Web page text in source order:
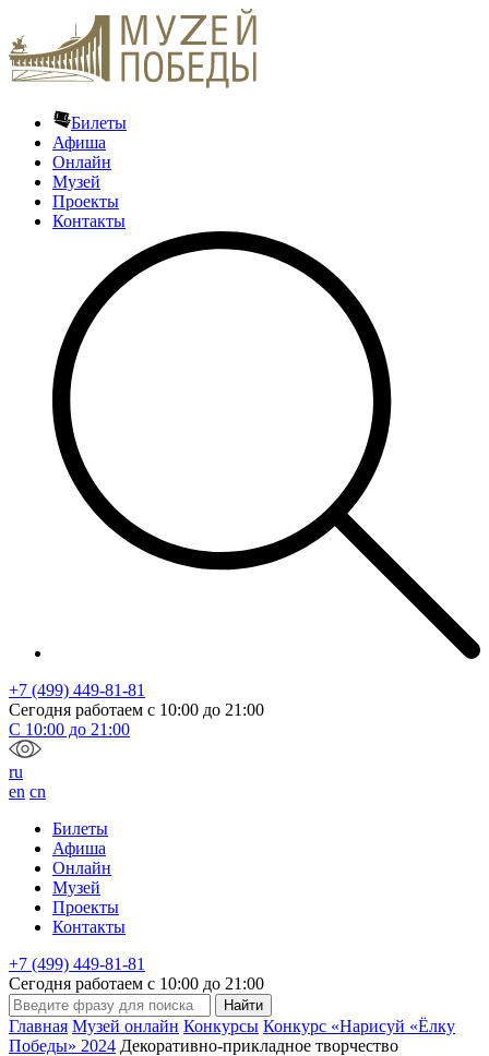
Билеты
Афиша
Онлайн
Музей
Проекты
Контакты
+7 (499) 449-81-81
Сегодня работаем с 10:00 до 21:00
С 10:00 до 21:00
ru
en cn
Билеты
Афиша
Онлайн
Музей
Проекты
Контакты
+7 (499) 449-81-81
Сегодня работаем с 10:00 до 21:00
Главная Музей онлайн Конкурсы Конкурс «Нарисуй «Ёлку
Победы» 2024 Декоративно-прикладное творчество